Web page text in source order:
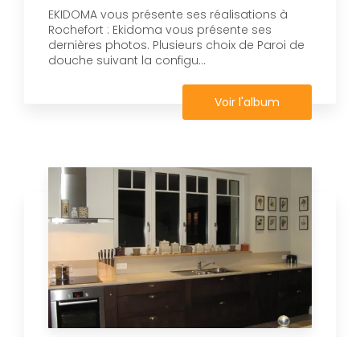
EKIDOMA vous présente ses réalisations à
Rochefort : Ekidoma vous présente ses
dernières photos. Plusieurs choix de Paroi de
douche suivant la configu...
Voir l'album